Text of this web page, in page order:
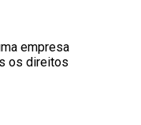
empresa
os direitos